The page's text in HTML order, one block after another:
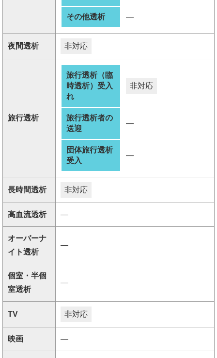
その他透析 ―
夜間透析 非対応
旅行透析
旅行透析（臨
時透析）受入
れ
非対応
旅行透析者の
送迎
―
団体旅行透析
受入
―
長時間透析 非対応
高血流透析 ―
オーバーナ
イト透析
―
個室・半個
室透析
―
TV 非対応
映画 ―